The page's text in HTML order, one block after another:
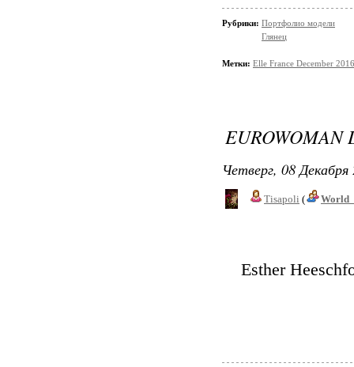
Рубрики: Портфолио модели
Глянец
Метки: Elle France December 2016
EUROWOMAN
Четверг, 08
Tisapoli (
Esther